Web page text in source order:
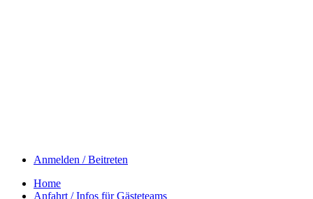
Anmelden / Beitreten
Home
Anfahrt / Infos für Gästeteams